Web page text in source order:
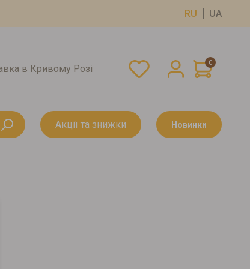
RU UA
в Кривому Розі
0
Акції та знижки Новинки